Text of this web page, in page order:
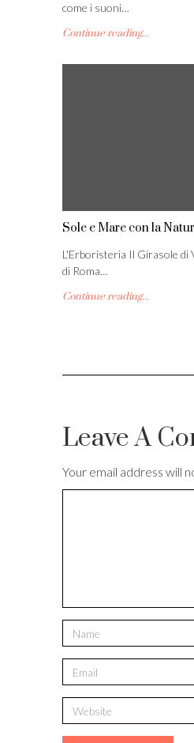
come i suoni…
Continue reading...
Sole e Mare con la
L'Erboristeria Il Girasole di
di Roma…
Continue reading...
Leave A
Your email address will